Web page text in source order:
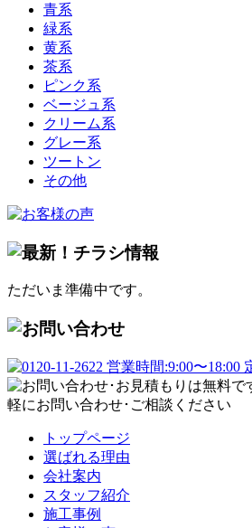
青系
緑系
黄系
茶系
ピンク系
ベージュ系
クリーム系
グレー系
ツートン
その他
ただいま準備中です。
トップページ
選ばれる理由
会社案内
スタッフ紹介
施工事例